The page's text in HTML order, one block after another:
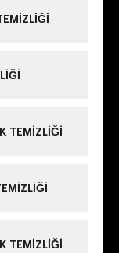
TEMIZLIĞI
TEMIZLIĞI